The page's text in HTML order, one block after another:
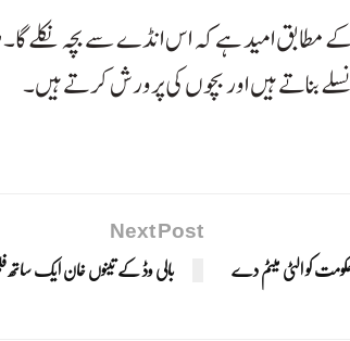
مطابق امید ہے کہ اس انڈے سے بچہ نکلے
بناتے ہیں اور بچوں کی پرورش کرتے ہیں۔
کو الٹی میٹم دے
Next Post
بالی وڈ کے تینوں خان ایک ساتھ